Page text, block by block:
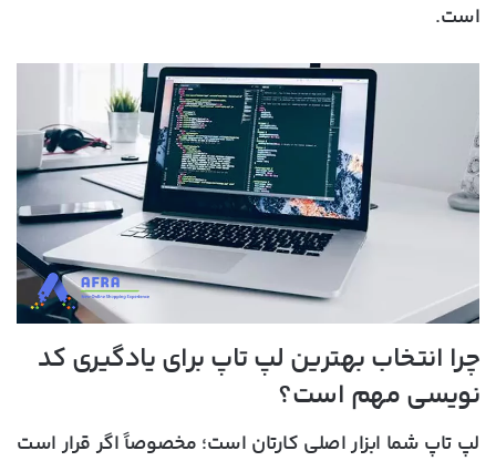
است.
چرا انتخاب بهترین لپ تاپ برای یادگیری کد
نویسی مهم است؟
لپ تاپ شما ابزار اصلی کارتان است؛ مخصوصاً اگر قرار است